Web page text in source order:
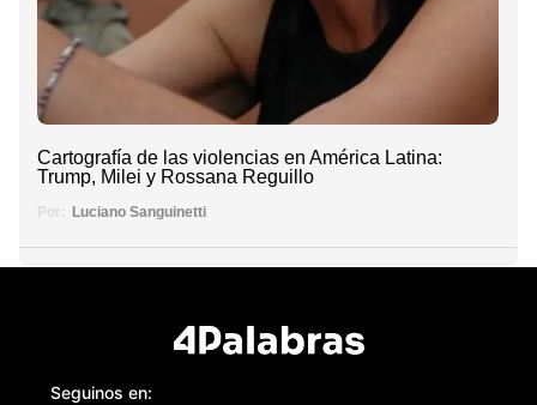
Cartografía de las violencias en América Latina:
Trump, Milei y Rossana Reguillo
Por: Luciano Sanguinetti
Seguinos en: